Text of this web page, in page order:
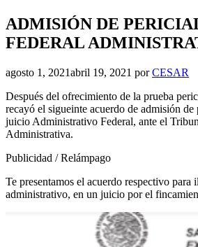
ADMISIÓN DE
FEDERAL
agosto 1, 2021abril 19, 2021 porCESAR
Después del ofrecimiento de la prueba
recayó el sigueinte acuerdo de admisión
juicio Administrativo Federal, ante el
Administrativa.
Publicidad / Relámpago
Te presentamos el acuerdo respectivo
administrativo, en un juicio por el